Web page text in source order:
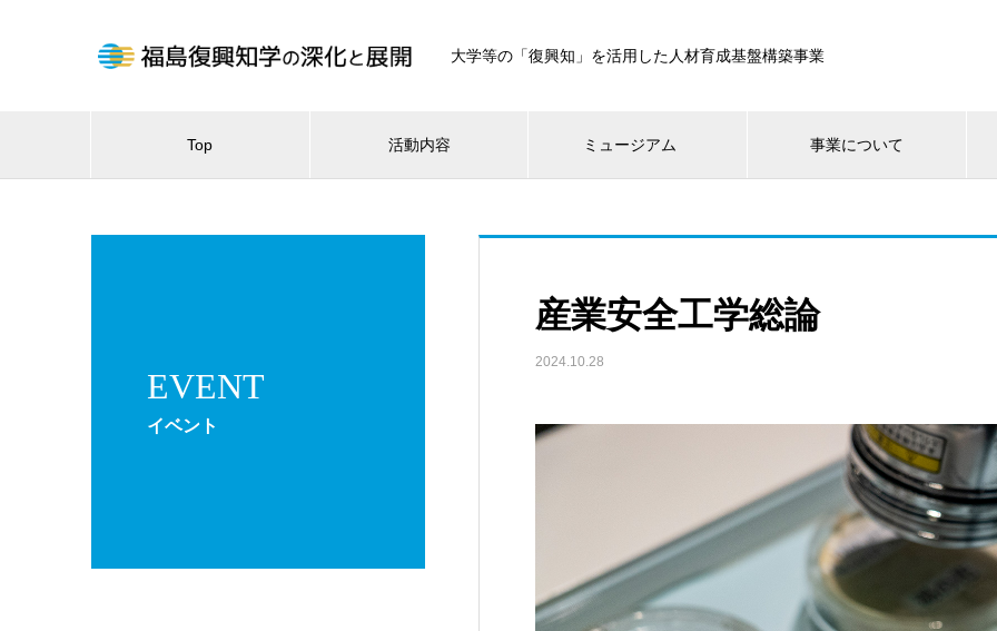
大学等の「復興知」を活用した人材育成基盤構築事業
Top 活動内容 ミュージアム 事業について
EVENT
イベント
産業安全工学総論
2024.10.28